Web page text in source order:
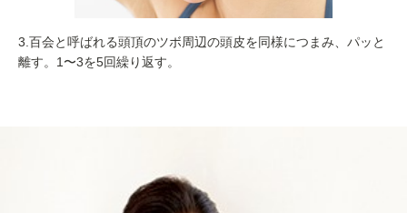
3.百会と呼ばれる頭頂のツボ周辺の頭皮を同様につまみ、パッと
離す。1〜3を5回繰り返す。